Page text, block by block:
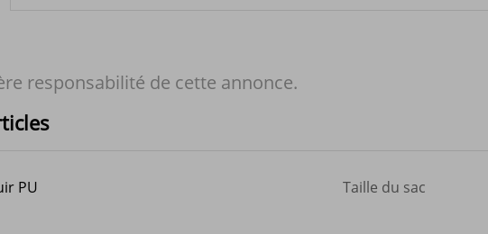
responsabilité de cette annonce.
PU Taille du sac